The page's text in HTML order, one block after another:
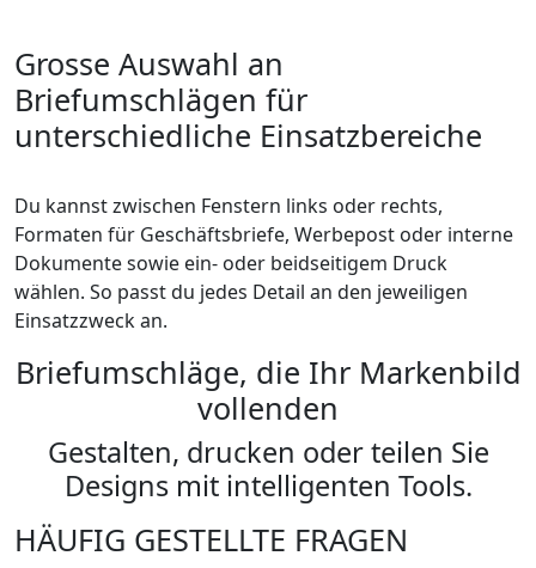
Grosse Auswahl an
Briefumschlägen für
unterschiedliche Einsatzbereiche
Du kannst zwischen Fenstern links oder rechts,
Formaten für Geschäftsbriefe, Werbepost oder interne
Dokumente sowie ein- oder beidseitigem Druck
wählen. So passt du jedes Detail an den jeweiligen
Einsatzzweck an.
Briefumschläge, die Ihr Markenbild
vollenden
Gestalten, drucken oder teilen Sie
Designs mit intelligenten Tools.
HÄUFIG GESTELLTE FRAGEN